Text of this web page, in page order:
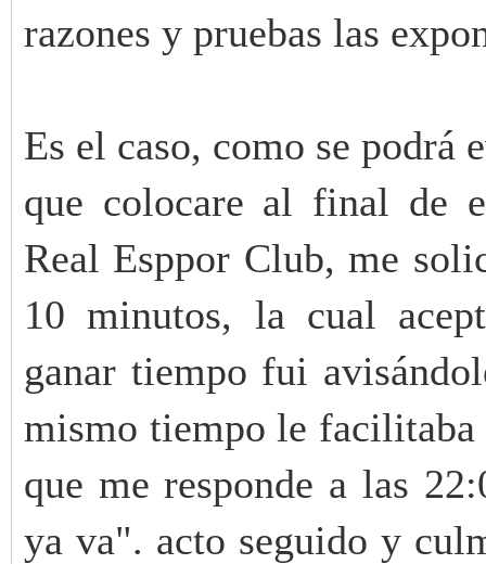
razones y pruebas las
Es el caso, como se podrá
que colocare al final de
Real Esppor Club, me
10 minutos, la cual
ganar tiempo fui
mismo tiempo le facilitaba
que me responde a las
ya va". acto seguido y